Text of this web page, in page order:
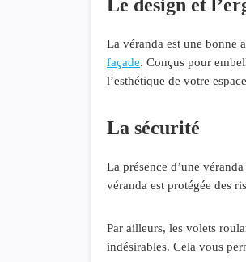
Le design et
La véranda est une bonne
façade. Conçus pour
l’esthétique de votre
La sécurité
La présence d’une
véranda est protégée des
Par ailleurs, les volets
indésirables. Cela vous